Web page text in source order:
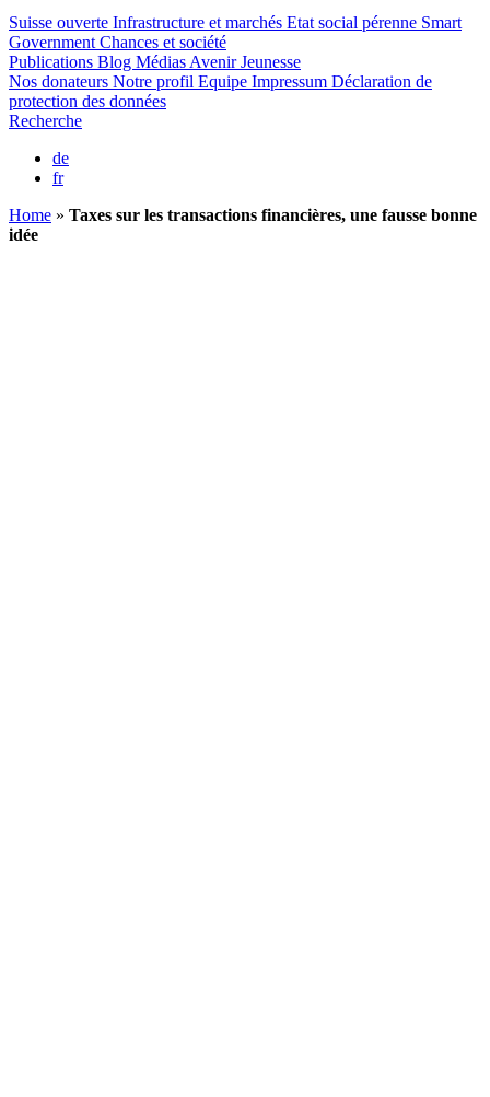
Suisse ouverte Infrastructure et marchés Etat social pérenne Smart
Government Chances et société
Publications Blog Médias Avenir Jeunesse
Nos donateurs Notre profil Equipe Impressum Déclaration de
protection des données
Recherche
de
fr
Home » Taxes sur les transactions financières, une fausse bonne
idée